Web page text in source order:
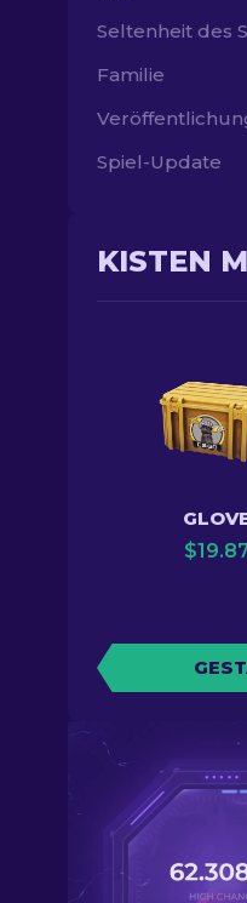
Seltenheit des
Familie
Spiel-Update
KISTEN
$